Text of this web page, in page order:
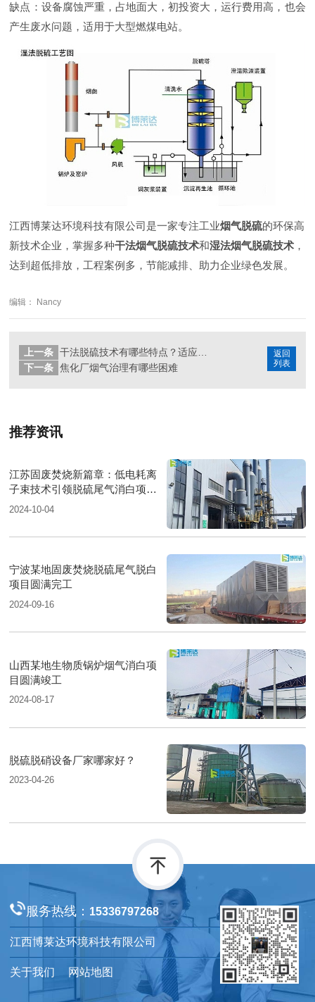
缺点：设备腐蚀严重，占地面大，初投资大，运行费用高，也会
产生废水问题，适用于大型燃煤电站。
江西博莱达环境科技有限公司是一家专注工业烟气脱硫的环保高
新技术企业，掌握多种干法烟气脱硫技术和湿法烟气脱硫技术 ，
达到超低排放，工程案例多，节能减排、助力企业绿色发展。
编辑： Nancy
返回
列表
上一条
下一条 焦化厂烟气治理有哪些困难
推荐资讯
江苏固废焚烧新篇章：低电耗离
子束技术引领脱硫尾气消白项目
圆满落成
2024-10-04
宁波某地固废焚烧脱硫尾气脱白
项目圆满完工
2024-09-16
山西某地生物质锅炉烟气消白项
目圆满竣工
2024-08-17
脱硫脱硝设备厂家哪家好？
2023-04-26
服务热线： 15336797268
江西博莱达环境科技有限公司
关于我们 网站地图